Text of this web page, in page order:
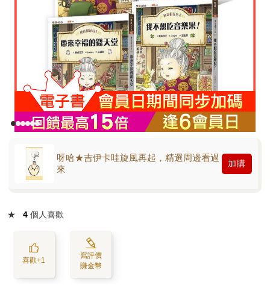
呀哈★吉伊卡哇旋風再起，精選周邊看過
來
加購
★ 4 個人喜歡
喜歡+1
寫評價
賺金幣